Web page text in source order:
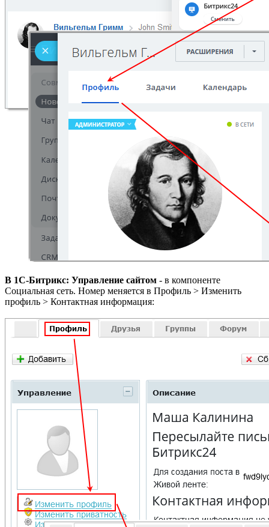
В 1С-Битрикс: Управление сайтом - в компоненте
Социальная сеть. Номер меняется в Профиль > Изменить
профиль > Контактная информация: